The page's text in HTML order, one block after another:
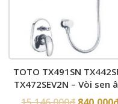
TOTO TX491SN
TX472SEV2N – Vòi sen
tường